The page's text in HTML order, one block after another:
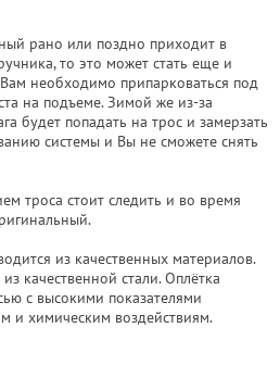
рано или поздно приходит в
то это может стать еще и
необходимо припарковаться под
на подъеме. Зимой же из-за
будет попадать на трос и замерзать
системы и Вы не сможете снять
троса стоит следить и во время
из качественных материалов.
качественной стали. Оплётка
с высокими показателями
и химическим воздействиям.